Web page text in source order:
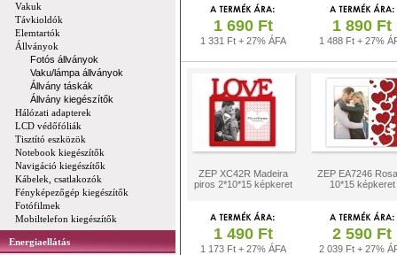
Vakuk
Távkioldók
Elemtartók
Állványok
Fotós állványok
Vaku/lámpa állványok
Állvány táskák
Állvány kiegészítők
Hálózati adapterek
LCD védőfóliák
Tisztító eszközök
Notebook kiegészítők
Navigáció kiegészítők
Kábelek, csatlakozók
Fényképezőgép kiegészítők
Fotófilmek
Mobiltelefon kiegészítők
Energiaellátás
1 690 Ft
1 331 Ft + 27% ÁFA
1 890 Ft
1 488 Ft + 27%
ZEP XC42R Madeira
piros 2*10*15 képkeret
ZEP EA7246
10*15 képkeret
1 490 Ft
1 173 Ft + 27% ÁFA
2 590 Ft
2 039 Ft + 27%